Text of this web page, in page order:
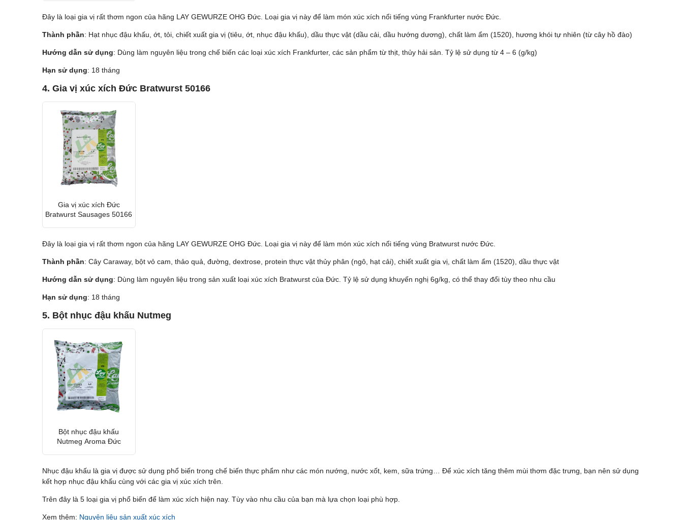
Đây là loại gia vị rất thơm ngon của hãng LAY GEWURZE OHG Đức. Loại gia vị này để làm món xúc xích nổi tiếng vùng Frankfurter nước Đức.
Thành phần: Hạt nhục đậu khấu, ớt, tỏi, chiết xuất gia vị (tiêu, ớt, nhục đậu khấu), dầu thực vật (dầu cải, dầu hướng dương), chất làm ẩm (1520), hương khói tự nhiên (từ cây hồ đào)
Hướng dẫn sử dụng: Dùng làm nguyên liệu trong chế biến các loại xúc xích Frankfurter, các sản phẩm từ thịt, thủy hải sản. Tỷ lệ sử dụng từ 4 – 6 (g/kg)
Hạn sử dụng: 18 tháng
4. Gia vị xúc xích Đức Bratwurst 50166
Gia vị xúc xích Đức
Bratwurst Sausages 50166
Đây là loại gia vị rất thơm ngon của hãng LAY GEWURZE OHG Đức. Loại gia vị này để làm món xúc xích nổi tiếng vùng Bratwurst nước Đức.
Thành phần: Cây Caraway, bột vỏ cam, thảo quả, đường, dextrose, protein thực vật thủy phân (ngô, hạt cải), chiết xuất gia vị, chất làm ẩm (1520), dầu thực vật
Hướng dẫn sử dụng: Dùng làm nguyên liệu trong sản xuất loại xúc xích Bratwurst của Đức. Tỷ lệ sử dụng khuyến nghị 6g/kg, có thể thay đổi tùy theo nhu cầu
Hạn sử dụng: 18 tháng
5. Bột nhục đậu khấu Nutmeg
Bột nhục đậu khấu
Nutmeg Aroma Đức
Nhục đậu khấu là gia vị được sử dụng phổ biến trong chế biến thực phẩm như các món nướng, nước xốt, kem, sữa trứng… Để xúc xích tăng thêm mùi thơm đặc trưng, bạn nên sử dụng
kết hợp nhục đậu khấu cùng với các gia vị xúc xích trên.
Trên đây là 5 loại gia vị phổ biến để làm xúc xích hiện nay. Tùy vào nhu cầu của bạn mà lựa chọn loại phù hợp.
Xem thêm: Nguyên liệu sản xuất xúc xích